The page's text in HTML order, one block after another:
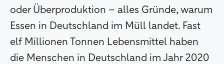
oder Überproduktion – alles Gründe, warum
Essen in Deutschland im Müll landet. Fast
elf Millionen Tonnen Lebensmittel haben
die Menschen in Deutschland im Jahr 2020